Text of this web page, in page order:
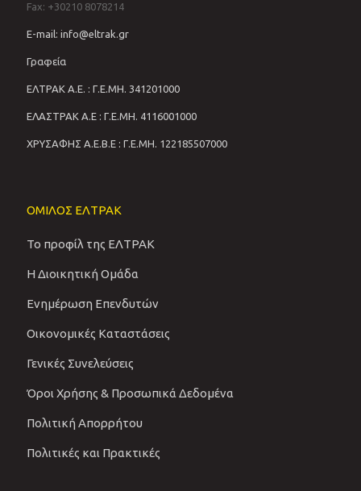
Fax: +30210 8078214
E-mail: info@eltrak.gr
Γραφεία
ΕΛΤΡΑΚ Α.Ε. : Γ.Ε.ΜΗ. 341201000
ΕΛΑΣΤΡΑΚ Α.Ε : Γ.Ε.ΜΗ. 4116001000
ΧΡΥΣΑΦΗΣ Α.Ε.Β.Ε : Γ.Ε.ΜΗ. 122185507000
ΟΜΙΛΟΣ ΕΛΤΡΑΚ
Το προφίλ της ΕΛΤΡΑΚ
Η Διοικητική Ομάδα
Ενημέρωση Επενδυτών
Οικονομικές Καταστάσεις
Γενικές Συνελεύσεις
Όροι Χρήσης & Προσωπικά Δεδομένα
Πολιτική Απορρήτου
Πολιτικές και Πρακτικές